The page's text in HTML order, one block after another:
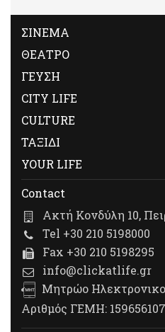
ΣΙΝΕΜΑ
ΘΕΑΤΡΟ
ΓΕΥΣΗ
CITY LIFE
CULTURE
ΤΑΞΙΔΙ
YOUR LIFE
Contact
Ακτή Κονδύλη 10,
Tel +30 210 5198000
Fax +30 210 5198295
info@clickatlife.gr
Μητρώο
Αριθμός ΓΕΜΗ: